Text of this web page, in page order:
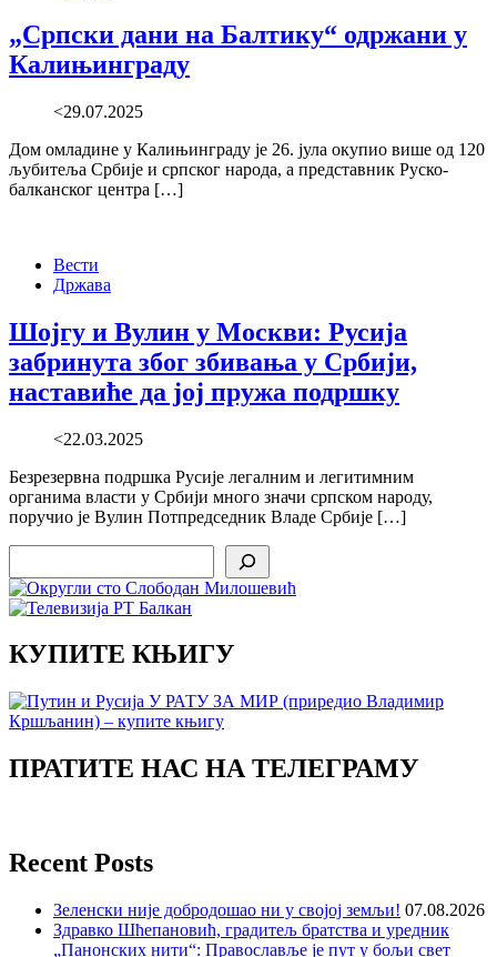
„Српски дани на Балтику“ одржани у
Калињинграду
<29.07.2025
Дом омладине у Калињинграду је 26. јула окупио више од 120
љубитеља Србије и српског народа, а представник Руско-
балканског центра […]
Вести
Држава
Шојгу и Вулин у Москви: Русија
забринута због збивања у Србији,
наставиће да јој пружа подршку
<22.03.2025
Безрезервна подршка Русије легалним и легитимним
органима власти у Србији много значи српском народу,
поручио је Вулин Потпредседник Владе Србије […]
КУПИТЕ КЊИГУ
ПРАТИТЕ НАС НА ТЕЛЕГРАМУ
Recent Posts
Зеленски није добродошао ни у својој земљи! 07.08.2026
Здравко Шћепановић, градитељ братства и уредник
„Панонских нити“: Православље је пут у бољи свет